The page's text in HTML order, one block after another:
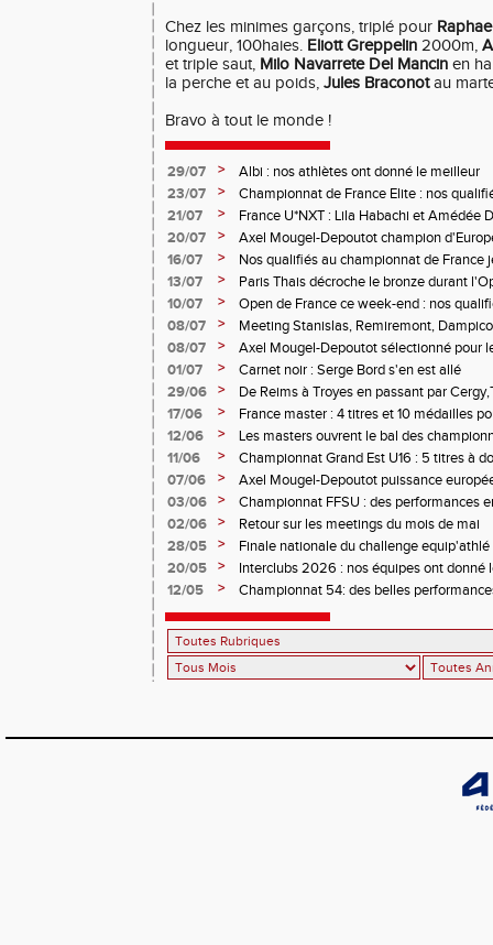
Chez les minimes garçons, triplé pour
longueur, 100haies. Eliott Greppelin 2000m,
et triple saut, Milo Navarrete Del Mancin en
la perche et au poids, Jules Braconotau
Bravo à tout le monde !
29/07 >
Albi : nos athlètes ont donné le meilleur
23/07
>
Championnat de France Elite : nos
21/07
>
France U*NXT : Lila Habachi et Amédée
belles médailles
20/07 >
Axel Mougel-Depoutot champion
16/07
>
Nos qualifiés au championnat de France
13/07
>
Paris Thais décroche le bronze durant
10/07
>
Open de France ce week-end : nos
08/07
>
Meeting Stanislas, Remiremont,
08/07
>
Axel Mougel-Depoutot sélectionné pour
U18
01/07 >
Carnet noir : Serge Bord s'en est allé
29/06
>
De Reims à Troyes en passant par
performances étaient au rendez-vous
17/06 >
France master : 4 titres et 10 médailles
12/06
>
Les masters ouvrent le bal des
11/06
>
Championnat Grand Est U16 : 5 titres à
07/06
>
Axel Mougel-Depoutot puissance
03/06
>
Championnat FFSU : des performances
02/06
>
Retour sur les meetings du mois de mai
28/05
>
Finale nationale du challenge
minimes
20/05 >
Interclubs 2026 : nos équipes ont donné
12/05
> Championnat 54: des belles